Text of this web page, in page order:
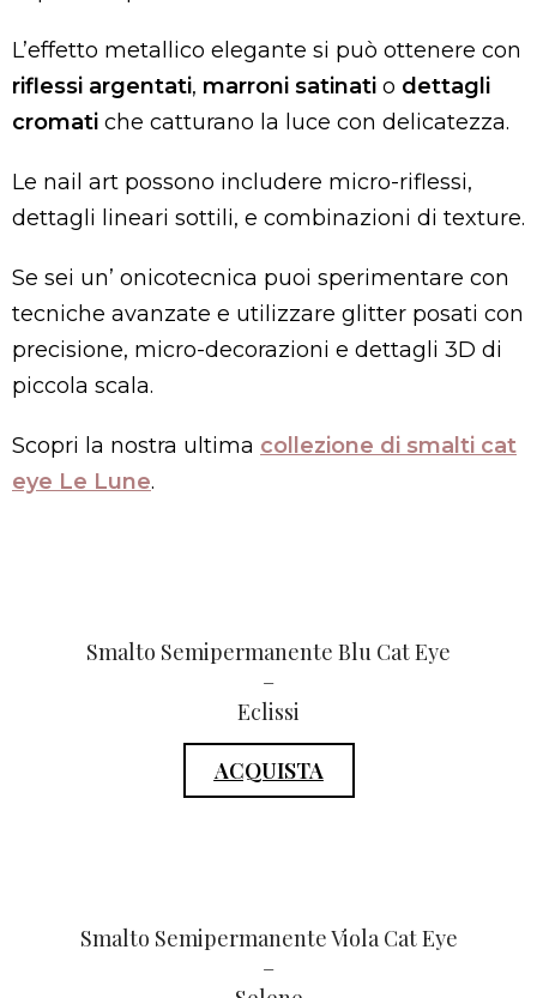
L’effetto metallico elegante si può ottenere con
riflessi argentati, marroni satinati o dettagli
cromati che catturano la luce con delicatezza.
Le nail art possono includere micro-riflessi,
dettagli lineari sottili, e combinazioni di texture.
Se sei un’ onicotecnica puoi sperimentare con
tecniche avanzate e utilizzare glitter posati con
precisione, micro-decorazioni e dettagli 3D di
piccola scala.
Scopri la nostra ultima collezione di smalti cat
eye Le Lune.
Smalto Semipermanente Blu Cat Eye
–
Eclissi
ACQUISTA
Smalto Semipermanente Viola Cat Eye
–